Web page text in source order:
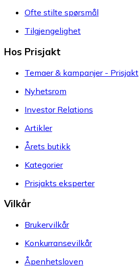
Ofte stilte spørsmål
Tilgjengelighet
Hos Prisjakt
Temaer & kampanjer - Prisjakt
Nyhetsrom
Investor Relations
Artikler
Årets butikk
Kategorier
Prisjakts eksperter
Vilkår
Brukervilkår
Konkurransevilkår
Åpenhetsloven